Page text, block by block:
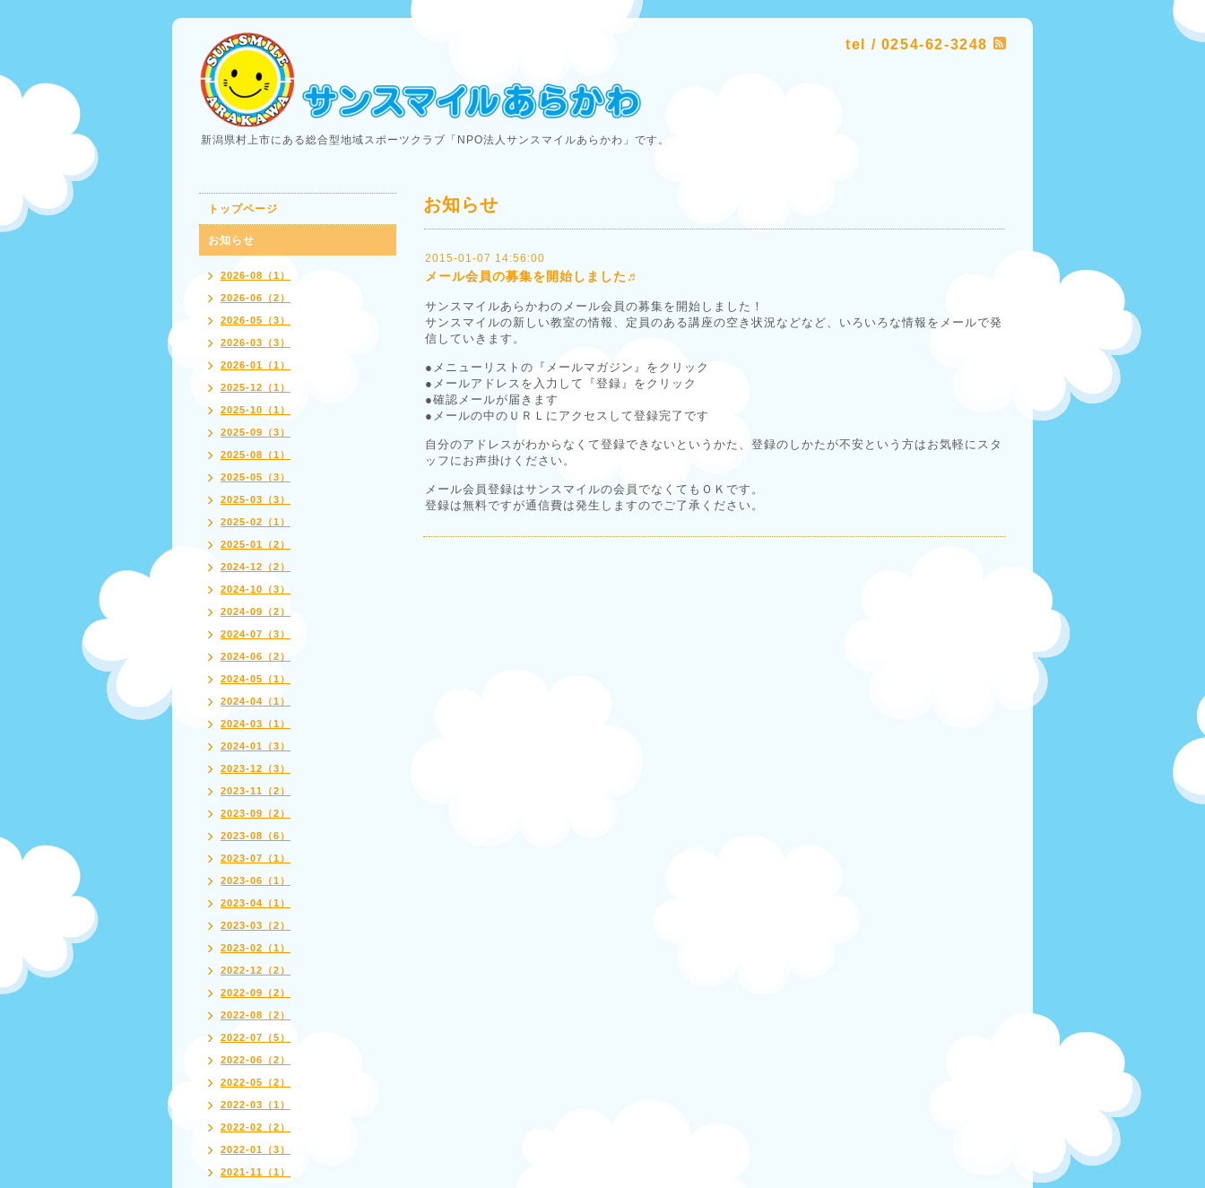
tel / 0254-62-3248
新潟県村上市にある総合型地域スポーツクラブ「NPO法人サンスマイルあらかわ」です。
お知らせ
2015-01-07 14:56:00
メール会員の募集を開始しました♬
サンスマイルあらかわのメール会員の募集を開始しました！
サンスマイルの新しい教室の情報、定員のある講座の空き状況などなど、いろいろな情報をメールで発
信していきます。
●メニューリストの『メールマガジン』をクリック
●メールアドレスを入力して『登録』をクリック
●確認メールが届きます
●メールの中のＵＲＬにアクセスして登録完了です
自分のアドレスがわからなくて登録できないというかた、登録のしかたが不安という方はお気軽にスタ
ッフにお声掛けください。
メール会員登録はサンスマイルの会員でなくてもＯＫです。
登録は無料ですが通信費は発生しますのでご了承ください。
トップページ
お知らせ
2026-08（1）
2026-06（2）
2026-05（3）
2026-03（3）
2026-01（1）
2025-12（1）
2025-10（1）
2025-09（3）
2025-08（1）
2025-05（3）
2025-03（3）
2025-02（1）
2025-01（2）
2024-12（2）
2024-10（3）
2024-09（2）
2024-07（3）
2024-06（2）
2024-05（1）
2024-04（1）
2024-03（1）
2024-01（3）
2023-12（3）
2023-11（2）
2023-09（2）
2023-08（6）
2023-07（1）
2023-06（1）
2023-04（1）
2023-03（2）
2023-02（1）
2022-12（2）
2022-09（2）
2022-08（2）
2022-07（5）
2022-06（2）
2022-05（2）
2022-03（1）
2022-02（2）
2022-01（3）
2021-11（1）